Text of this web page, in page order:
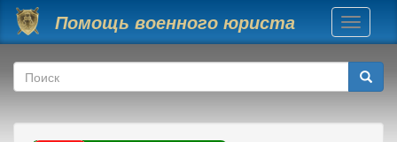
Перейти к основному содержанию
Помощь военного юриста
Toggle
Форма поиска
Поиск